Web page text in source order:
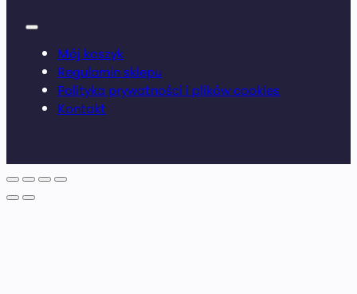
Mój koszyk
Regulamin sklepu
Polityka prywatności i plików cookies
Kontakt